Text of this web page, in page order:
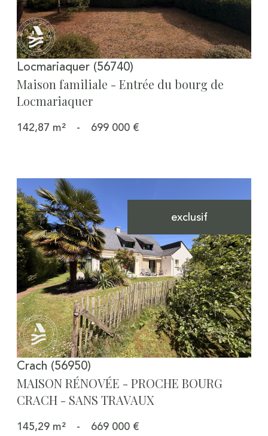
Locmariaquer (56740)
Maison familiale - Entrée du bourg de
Locmariaquer
142,87 m² - 699 000 €
exclusif
Voir le bien
Crach (56950)
MAISON RÉNOVÉE - PROCHE BOURG
CRACH - SANS TRAVAUX
145,29 m² - 669 000 €